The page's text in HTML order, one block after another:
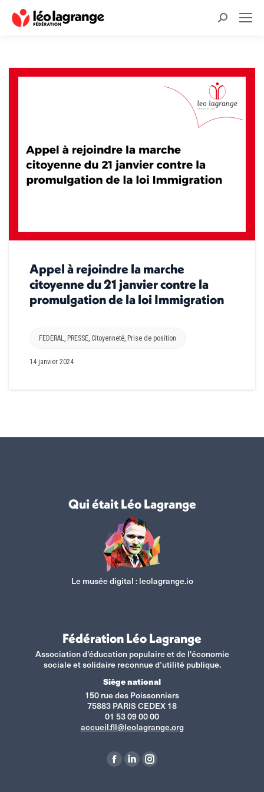
Recherche
Appel à rejoindre la marche
citoyenne du 21 janvier contre la
promulgation de la loi Immigration
FEDERAL, PRESSE, Citoyenneté, Prise de position
14 janvier 2024
Qui était Léo Lagrange
Le musée digital : leolagrange.io
Fédération Léo Lagrange
Association d'éducation populaire et de l'économie
sociale et solidaire reconnue d’utilité publique.
Siège national
150 rue des Poissonniers
75883 PARIS CEDEX 18
01 53 09 00 00
accueil.fll@leolagrange.org
La
La
La